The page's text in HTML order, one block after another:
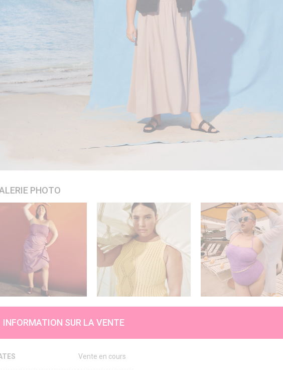
PHOTO
INFORMATION SUR LA VENTE
Vente en cours